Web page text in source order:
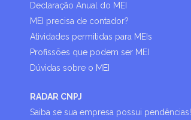
Declaração Anual do MEI
MEI precisa de contador?
Atividades permitidas para MEIs
Profissões que podem ser MEI
Dúvidas sobre o MEI
RADAR CNPJ
Saiba se sua empresa possui pendências!